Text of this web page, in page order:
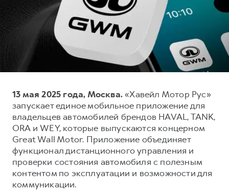
от 4 799 000 ₽
Тест-драйв
Трейд-ин
КРЕДИТ И СТРАХОВАНИЕ
Страхование
Кредит
КОРПОРАТИВНЫМ КЛИЕНТАМ
Для малого бизнеса
Корпоративным клиентам
СЕРВИСНОЕ ОБСЛУЖИВАНИЕ
Нулевое ТО
Программа «Помощь на дороге»
Регламенты технического обслуживания
GWM Безопасность
Гарантия HAVAL
Мобильное приложение GWM
Программа «HAVAL Защита+»
О дилере
Контакты
Наша команда
13 мая 2025 года, Москва.«Хавейл Мотор Рус»
запускает единое мобильное приложение для
владельцев автомобилей брендов HAVAL, TANK,
ORA и WEY, которые выпускаются концерном
Great Wall Motor. Приложение объединяет
функционал дистанционного управления и
проверки состояния автомобиля с полезным
контентом по эксплуатации и возможности для
коммуникации.